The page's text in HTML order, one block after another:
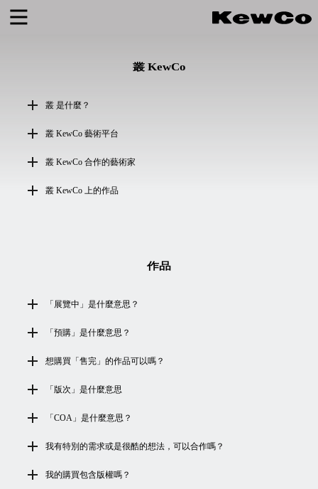
叢 KewCo
叢 是什麼？
叢 KewCo 藝術平台
叢 KewCo 合作的藝術家
叢 KewCo 上的作品
作品
「展覽中」是什麼意思？
「預購」是什麼意思？
想購買「售完」的作品可以嗎？
「版次」是什麼意思
「COA」是什麼意思？
我有特別的需求或是很酷的想法，可以合作嗎？
我的購買包含版權嗎？